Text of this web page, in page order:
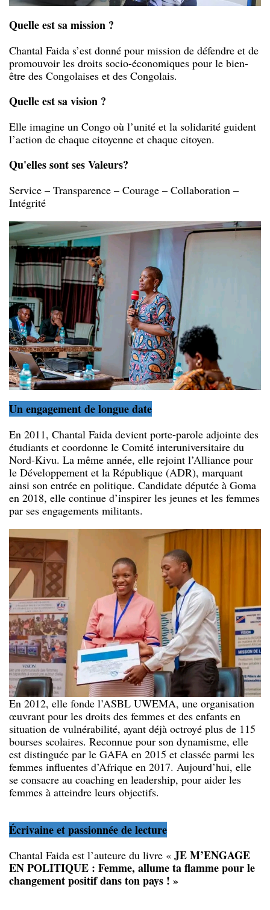
Quelle est sa mission ?
Chantal Faida s’est donné pour mission de défendre et de
promouvoir les droits socio-économiques pour le bien-
être des Congolaises et des Congolais.
Quelle est sa vision ?
Elle imagine un Congo où l’unité et la solidarité guident
l’action de chaque citoyenne et chaque citoyen.
Qu'elles sont ses Valeurs?
Service – Transparence – Courage – Collaboration –
Intégrité
Un engagement de longue date
En 2011, Chantal Faida devient porte-parole adjointe des
étudiants et coordonne le Comité interuniversitaire du
Nord-Kivu. La même année, elle rejoint l’Alliance pour
le Développement et la République (ADR), marquant
ainsi son entrée en politique. Candidate députée à Goma
en 2018, elle continue d’inspirer les jeunes et les femmes
par ses engagements militants.
En 2012, elle fonde l’ASBL UWEMA, une organisation
œuvrant pour les droits des femmes et des enfants en
situation de vulnérabilité, ayant déjà octroyé plus de 115
bourses scolaires. Reconnue pour son dynamisme, elle
est distinguée par le GAFA en 2015 et classée parmi les
femmes influentes d’Afrique en 2017. Aujourd’hui, elle
se consacre au coaching en leadership, pour aider les
femmes à atteindre leurs objectifs.
Écrivaine et passionnée de lecture
Chantal Faida est l’auteure du livre « JE M’ENGAGE
EN POLITIQUE : Femme, allume ta flamme pour le
changement positif dans ton pays ! »